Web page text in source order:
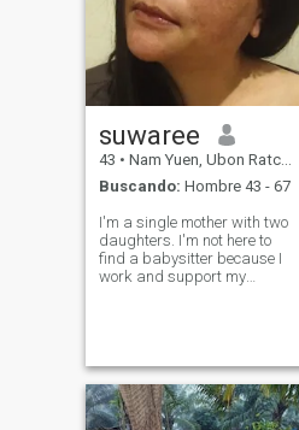
suwaree
43 • Nam Yuen, Ubon Ratchathani, Tailandia
Buscando: Hombre 43 - 67
I'm a single mother with two
daughters. I'm not here to
find a babysitter because I
work and support my
don't play games and I don't
want scam